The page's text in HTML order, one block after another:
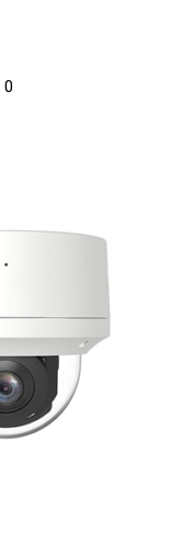
0